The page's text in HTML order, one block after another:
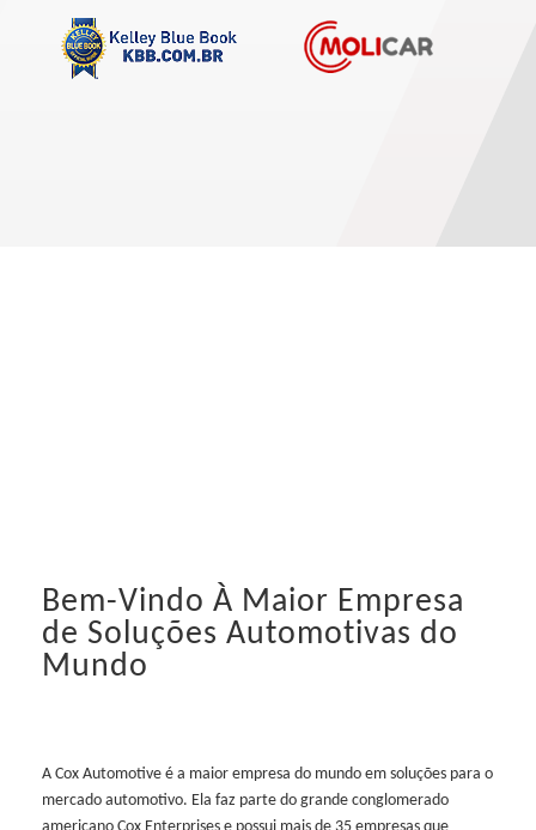
Bem-Vindo À Maior Empresa
de Soluções Automotivas do
Mundo
A Cox Automotive é a maior empresa do mundo em soluções para o
mercado automotivo. Ela faz parte do grande conglomerado